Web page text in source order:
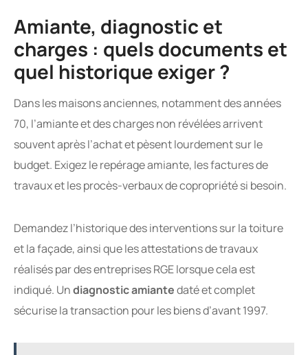
Amiante, diagnostic et
charges : quels documents et
quel historique exiger ?
Dans les maisons anciennes, notamment des années
70, l’amiante et des charges non révélées arrivent
souvent après l’achat et pèsent lourdement sur le
budget. Exigez le repérage amiante, les factures de
travaux et les procès-verbaux de copropriété si besoin.
Demandez l’historique des interventions sur la toiture
et la façade, ainsi que les attestations de travaux
réalisés par des entreprises RGE lorsque cela est
indiqué. Undiagnostic amiantedaté et complet
sécurise la transaction pour les biens d’avant 1997.